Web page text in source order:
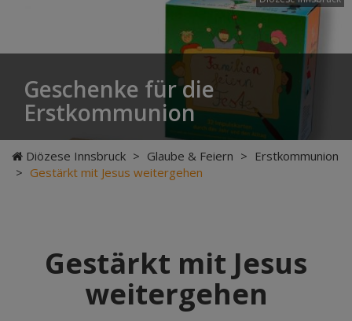
Geschenke für die
Erstkommunion
Diözese Innsbruck > Glaube & Feiern > Erstkommunion
> Gestärkt mit Jesus weitergehen
Gestärkt mit Jesus
weitergehen